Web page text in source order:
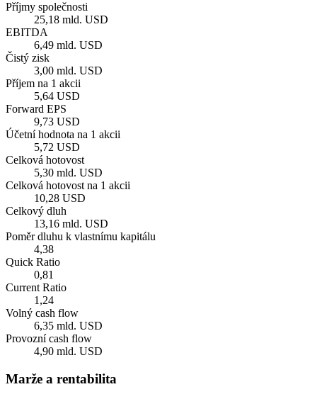
Příjmy společnosti
25,18 mld. USD
EBITDA
6,49 mld. USD
Čistý zisk
3,00 mld. USD
Příjem na 1 akcii
5,64 USD
Forward EPS
9,73 USD
Účetní hodnota na 1 akcii
5,72 USD
Celková hotovost
5,30 mld. USD
Celková hotovost na 1 akcii
10,28 USD
Celkový dluh
13,16 mld. USD
Poměr dluhu k vlastnímu kapitálu
4,38
Quick Ratio
0,81
Current Ratio
1,24
Volný cash flow
6,35 mld. USD
Provozní cash flow
4,90 mld. USD
Marže a rentabilita